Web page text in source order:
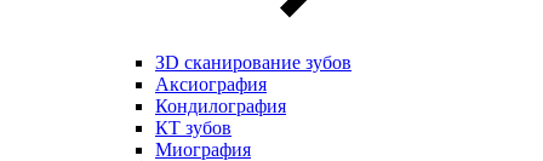
ЗD сканирование зубов
Аксиография
Кондилография
КТ зубов
Миография